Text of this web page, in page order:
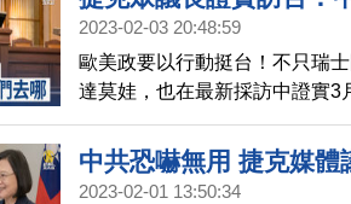
都華表示，他們是台灣的真正
2023-02-03 20:48:59
歐美政要以行動挺台！不只瑞
達莫娃，也在最新採訪中證實3
不能告訴她該去哪。另外，美
腳，而雖然他還沒安排何時要
經先進一步透露，將在四月訪
中共恐嚇無用 捷克媒
2023-02-01 13:50:34